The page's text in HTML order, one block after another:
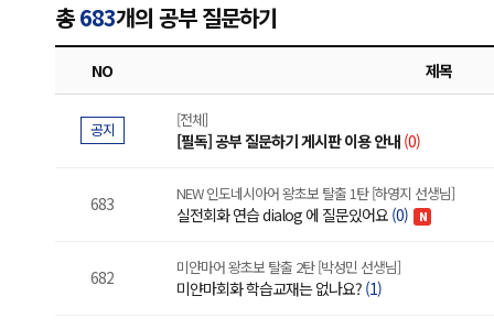
총683개의 공부 질문하기
NO 제목
공지 [전체]
[필독] 공부 질문하기 게시판 이용 안내 (0)
683 NEW 인도네시아어 왕초보 탈출 1탄 [하영지 선생님]
실전회화 연습 dialog 에 질문있어요 (0) N
682 미얀마어 왕초보 탈출 2탄 [박성민 선생님]
미얀마회화 학습교재는 없나요? (1)